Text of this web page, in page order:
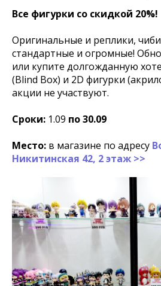
Все фигурки со скидкой 20%!
Оригинальные и реплики,
стандартные и огромные!
или купите долгожданную
(Blind Box) и 2D фигурки
акции не участвуют.
Сроки: 1.09 по 30.09
Место: в магазине по адресу
Никитинская 42, 2 этаж >>